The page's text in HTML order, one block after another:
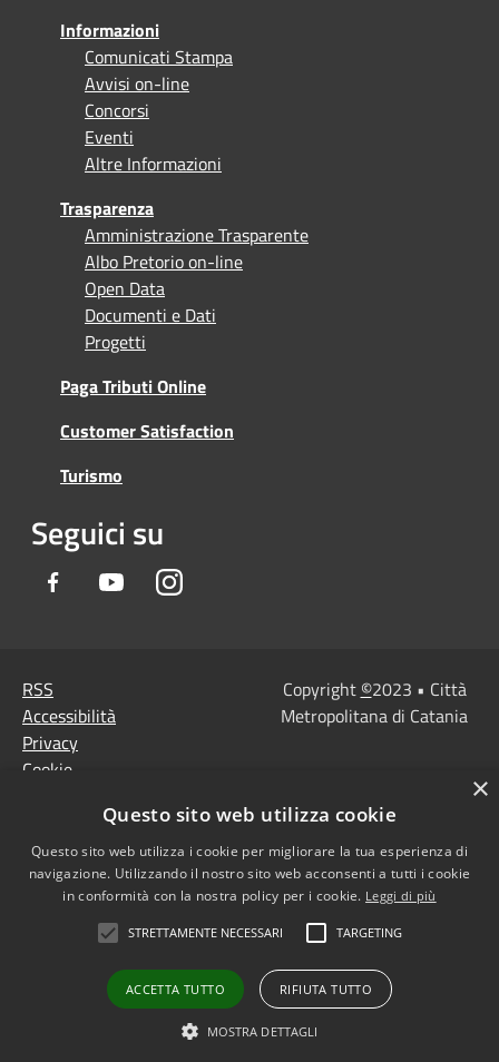
Informazioni
Comunicati Stampa
Avvisi on-line
Concorsi
Eventi
Altre Informazioni
Trasparenza
Amministrazione Trasparente
Albo Pretorio on-line
Open Data
Documenti e Dati
Progetti
Paga Tributi Online
Customer Satisfaction
Turismo
Seguici su
Facebook YoutubeInstagram
RSS
Accessibilità
Privacy
Cookie
Note Legali
Agenzia per l'Italia
digitale
accessibilità
Dichiarazione di
accessibilità PagoPa
Obiettivi di accessibilità
Copyright ©2023 • Città
Metropolitana di Catania
×
Questo sito web utilizza cookie
Questo sito web utilizza i cookie per migliorare la tua esperienza di
navigazione. Utilizzando il nostro sito web acconsenti a tutti i cookie
in conformità con la nostra policy per i cookie. Leggi di più
STRETTAMENTE NECESSARI TARGETING
ACCETTA TUTTO RIFIUTA TUTTO
MOSTRA DETTAGLI